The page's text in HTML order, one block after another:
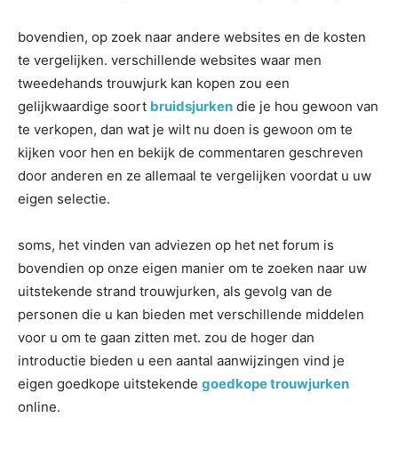
bovendien, op zoek naar andere websites en de kosten
te vergelijken. verschillende websites waar men
tweedehands trouwjurk kan kopen zou een
gelijkwaardige soort bruidsjurken die je hou gewoon van
te verkopen, dan wat je wilt nu doen is gewoon om te
kijken voor hen en bekijk de commentaren geschreven
door anderen en ze allemaal te vergelijken voordat u uw
eigen selectie.
soms, het vinden van adviezen op het net forum is
bovendien op onze eigen manier om te zoeken naar uw
uitstekende strand trouwjurken, als gevolg van de
personen die u kan bieden met verschillende middelen
voor u om te gaan zitten met. zou de hoger dan
introductie bieden u een aantal aanwijzingen vind je
eigen goedkope uitstekende goedkope trouwjurken
online.